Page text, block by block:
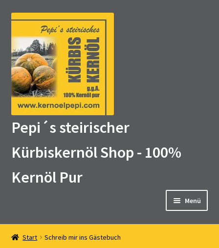
Zur
Navigation
springen
Zum
springen
Pepi´s steirischer
Kürbiskernöl Shop - 100%
Kernöl Pur
Menü
Home
Start Schreib mir ins Gästebuch